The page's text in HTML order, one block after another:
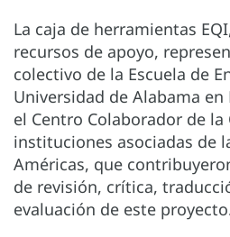
La caja de herramientas
recursos de apoyo,
colectivo de la Escuela de
Universidad de Alabama
el Centro Colaborador de la
instituciones asociadas de
Américas, que
de revisión, crítica,
evaluación de este